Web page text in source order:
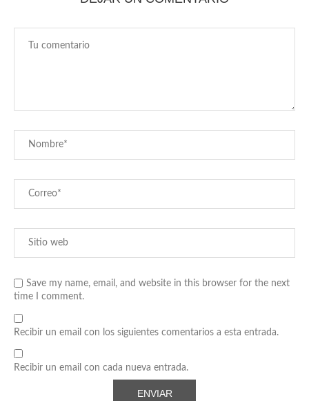
Save my name, email, and website in this browser for the next
time I comment.
Recibir un email con los siguientes comentarios a esta entrada.
Recibir un email con cada nueva entrada.